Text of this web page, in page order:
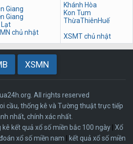
Giang
Giang
chủ nhật
Khánh Hòa
Kon Tum
ThừaThiênHuế
XSMT chủ nhật
XSMN
All rights reserved
cầu, thống kê và Tường thuật trực tiếp
nhất, chính xác nhất.
kê kết quả xổ số miền bắc 100 ngày Xổ
xổ số miền nam kết quả xổ số miền